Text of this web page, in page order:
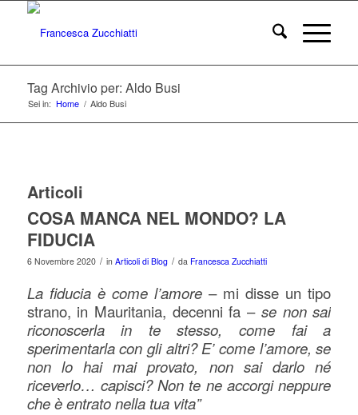
Tag Archivio per: Aldo Busi
Sei in: Home / Aldo Busi
Articoli
COSA MANCA NEL MONDO? LA
FIDUCIA
6 Novembre 2020 / in Articoli di Blog / da Francesca Zucchiatti
La fiducia è come l’amore– mi disse un tipo
strano, in Mauritania, decenni fa –se non sai
riconoscerla in te stesso, come fai a
sperimentarla con gli altri? E’ come l’amore, se
non lo hai mai provato, non sai darlo né
riceverlo… capisci? Non te ne accorgi neppure
che è entrato nella tua vita”